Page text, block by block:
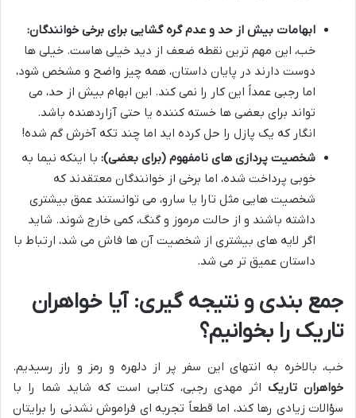
ابهامات بیش از حد و عدم گره گشایی برای برخی خوانندگان:
خب، این مهم ترین نقطه ضعف از دید خیلی هاست. خیلی ها
دوست دارند در پایان داستان، همه چیز واضح و مشخص شود،
اما رجبی عمداً این کار را نمی کند. این ابهام بیش از حد، می
تواند برای بعضی ها خسته کننده یا حتی آزاردهنده باشد.
انگار که یک پازل را حل کرده اید اما چند تکه آخرش گم شده!
شخصیت پردازی های نامفهوم (برای بعضی): با اینکه نیما به
خوبی پرداخت شده، اما برخی از خوانندگان معتقدند که
شخصیت هایی مثل تارا یا سارو، می توانستند عمق بیشتری
داشته باشند و از حالت مرموز و گنگ، کمی خارج شوند. شاید
اگر لایه های بیشتری از شخصیت آن ها فاش می شد، ارتباط با
داستان عمیق تر می شد.
جمع بندی و نتیجه گیری: آیا خواهران
تاریک را بخوانیم؟
خب، بالاخره به انتهای این سفر پر از دلهره و رمز و راز رسیدیم.
خواهران تاریک اثر مهدی رجبی، کتابی است که شاید شما را با
سؤالات زیادی رها کند، اما قطعاً تجربه ای فراموش نشدنی را برایتان